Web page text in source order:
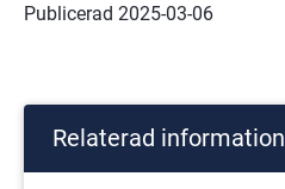
Publicerad 2025-03-06
Relaterad information